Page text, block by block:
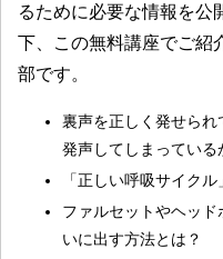
るために必要な情報を公
下、この無料講座でご紹
部です。
裏声を正しく発せら
発声してしまっている
「正しい呼吸サイク
ファルセットやヘッ
いに出す方法とは？